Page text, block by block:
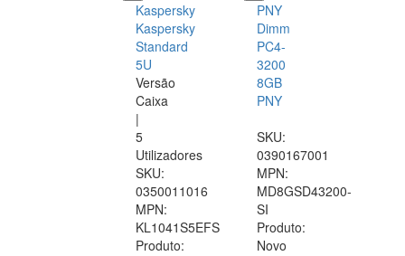
Kaspersky
Kaspersky
Standard
5U
Versão
Caixa
|
5
Utilizadores
SKU:
0350011016
MPN:
KL1041S5EFS
Produto:
PNY
Dimm
PC4-
3200
8GB
PNY
SKU:
0390167001
MPN:
MD8GSD43200-
SI
Produto:
Novo